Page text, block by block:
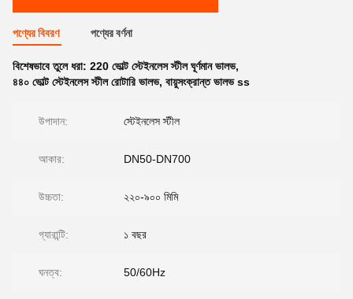
পণ্যের বিবরণ পণ্যের বর্ণনা
বিশেষভাবে তুলে ধরা: 220 ভোল্ট স্টেইনলেস স্টীল ঘূর্ণমান ভালভ,
৪৪০ ভোল্ট স্টেইনলেস স্টীল রোটারি ভালভ, বায়ুসংক্রান্ত ভালভ ss
উপাদান: স্টেইনলেস স্টীল
আকার: DN50-DN700
উচ্চতা: ২২০-৯০০ মিমি
গ্যারান্টি: ১ বছর
ঘনত্ব: 50/60Hz